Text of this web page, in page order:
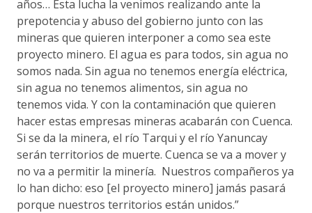
años… Esta lucha la venimos realizando ante la
prepotencia y abuso del gobierno junto con las
mineras que quieren interponer a como sea este
proyecto minero. El agua es para todos, sin agua no
somos nada. Sin agua no tenemos energía eléctrica,
sin agua no tenemos alimentos, sin agua no
tenemos vida. Y con la contaminación que quieren
hacer estas empresas mineras acabarán con Cuenca.
Si se da la minera, el río Tarqui y el río Yanuncay
serán territorios de muerte. Cuenca se va a mover y
no va a permitir la minería. Nuestros compañeros ya
lo han dicho: eso [el proyecto minero] jamás pasará
porque nuestros territorios están unidos.”